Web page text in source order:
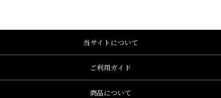
当サイトについて
ご利用ガイド
商品について